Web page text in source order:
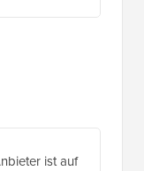
ist auf